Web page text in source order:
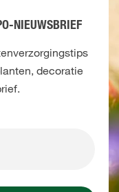
NIEUWSBRIEF
decoratie